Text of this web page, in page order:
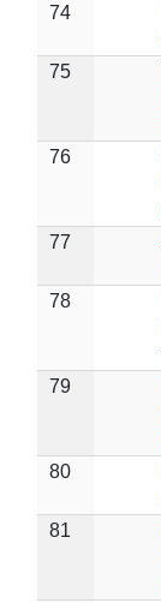
74
75
76
77
78
79
80
81